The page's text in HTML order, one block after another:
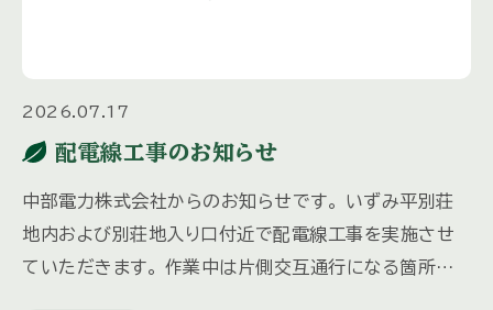
2026.07.17
配電線工事のお知らせ
中部電力株式会社からのお知らせです。 いずみ平別荘
地内および別荘地入り口付近で配電線工事を実施させ
ていただきます。 作業中は片側交互通行になる箇所が